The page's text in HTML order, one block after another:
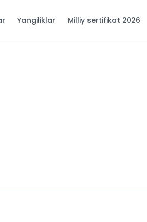
Yangiliklar Milliy sertifikat 2026